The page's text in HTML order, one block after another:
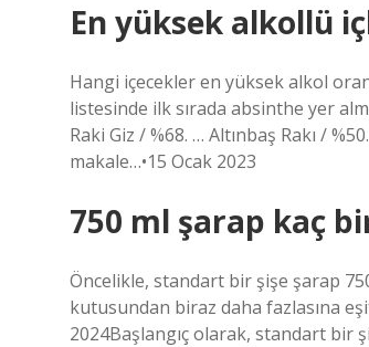
En yüksek alkollü
Hangi içecekler en yüksek alkol
listesinde ilk sırada absinthe yer
Raki Giz / %68. … Altınbaş Rakı /
makale…•15 Ocak 2023
750 ml şarap kaç
Öncelikle, standart bir şişe şarap
kutusundan biraz daha fazlasına
2024Başlangıç ​​olarak, standart bir